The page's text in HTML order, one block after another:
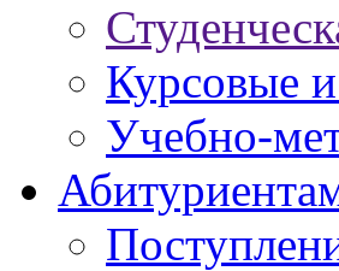
Курсовые
Учебно-